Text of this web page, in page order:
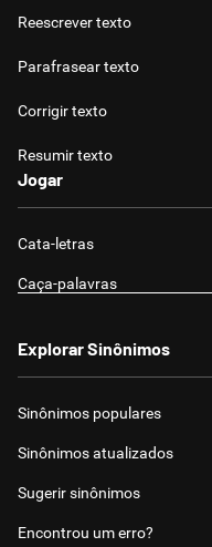
Reescrever texto
Parafrasear texto
Corrigir texto
Resumir texto
Jogar
Cata-letras
Caça-palavras
Explorar Sinônimos
Sinônimos populares
Sinônimos atualizados
Sugerir sinônimos
Encontrou um erro?